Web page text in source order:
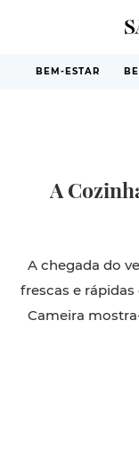
BEM-ESTAR
A
A chegada do
frescas e rápidas
Cameira